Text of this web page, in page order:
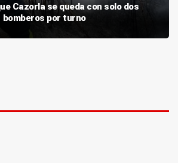
Cazorla se queda con solo dos
bomberos por turno